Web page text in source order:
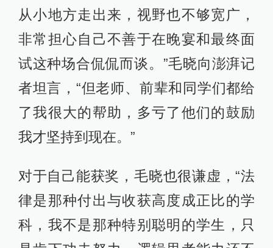
从小地方走出来，视野也不够宽广，
非常担心自己不善于在晚宴和最终面
试这种场合侃侃而谈。”毛晓向澎湃记
者坦言，“但老师、前辈和同学们都给
了我很大的帮助，多亏了他们的鼓励
我才坚持到现在。”
对于自己能获奖，毛晓也很谦虚，“法
律是那种付出与收获高度成正比的学
科，我不是那种特别聪明的学生，只